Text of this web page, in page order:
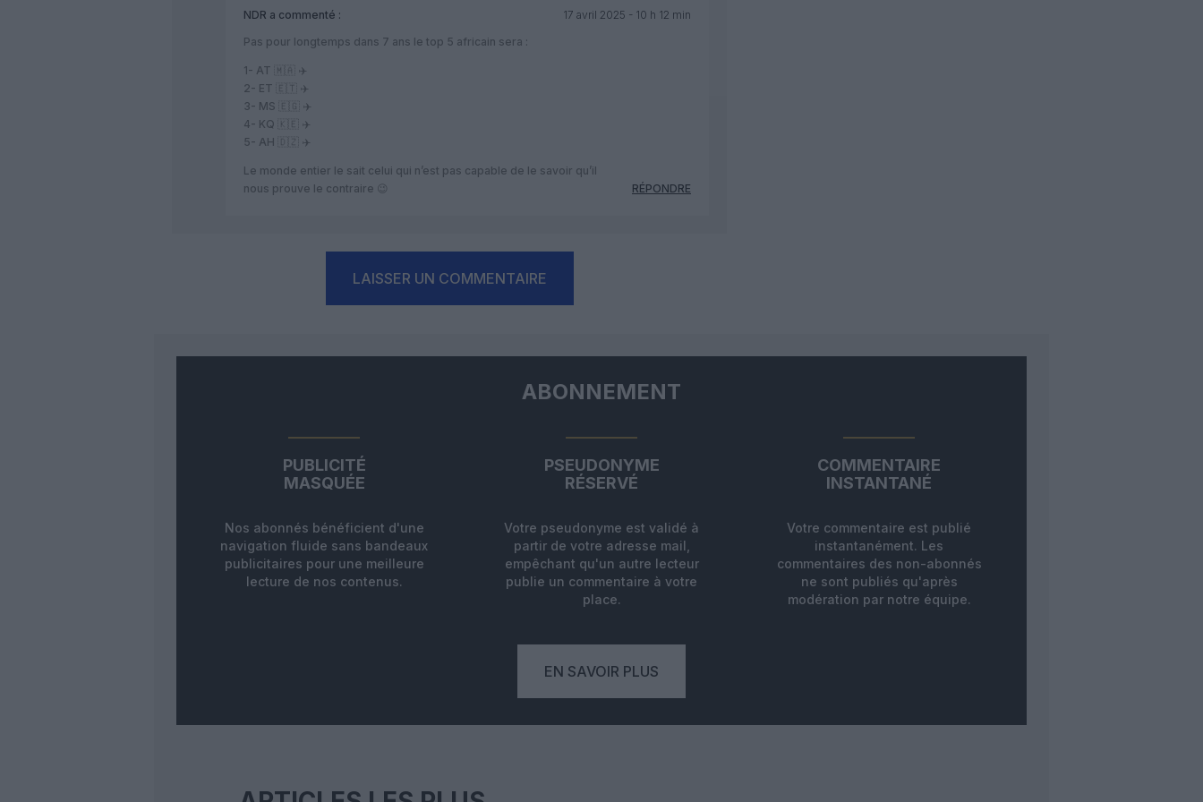
NDR a commenté :
17 avril 2025 - 10 h 12 min
Pas pour longtemps dans 7 ans le top 5 africain sera :
1- AT 🇲🇦 ✈️
2- ET 🇪🇹 ✈️
3- MS 🇪🇬 ✈️
4- KQ 🇰🇪 ✈️
5- AH 🇩🇿 ✈️
Le monde entier le sait celui qui n’est pas capable de le savoir qu’il
nous prouve le contraire 😉
RÉPONDRE
LAISSER UN COMMENTAIRE
ABONNEMENT
PUBLICITÉ
MASQUÉE
Nos abonnés bénéficient d'une
navigation fluide sans bandeaux
publicitaires pour une meilleure
lecture de nos contenus.
PSEUDONYME
RÉSERVÉ
Votre pseudonyme est validé à
partir de votre adresse mail,
empêchant qu'un autre lecteur
publie un commentaire à votre
place.
COMMENTAIRE
INSTANTANÉ
Votre commentaire est publié
instantanément. Les
commentaires des non-abonnés
ne sont publiés qu'après
modération par notre équipe.
EN SAVOIR PLUS